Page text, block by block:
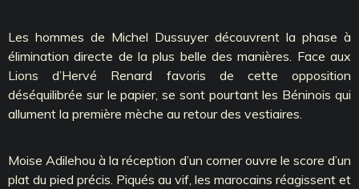
Les hommes de Michel Dussuyer découvrent la phase à
élimination directe de la plus belle des manières. Face aux
Lions d’Hervé Renard favoris de cette opposition
déséquilibrée sur le papier, se sont pourtant les Béninois qui
allument la première mèche au retour des vestiaires.
Moise Adilehou à la réception d’un corner ouvre le score d’un
plat du pied précis. Piqués au vif, les marocains réagissent et